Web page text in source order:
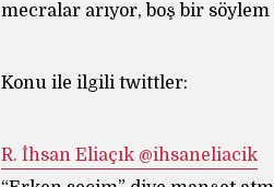
mecralar arıyor, boş bir söylem
Konu ile ilgili twittler:
R. İhsan Eliaçık ‏@ihsaneliacik